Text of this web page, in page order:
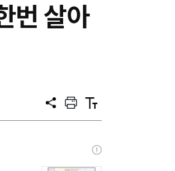
번 살아
공
프
트
텍
트